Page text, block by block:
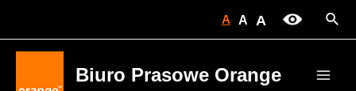
A A A
Biuro Prasowe Orange